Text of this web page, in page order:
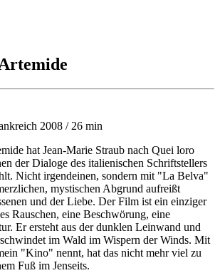
2008 / 26 min
hat Jean-Marie Straub nach Quei loro
der Dialoge des italienischen Schriftstellers
Nicht irgendeinen, sondern mit "La Belva"
mystischen Abgrund aufreißt
und der Liebe. Der Film ist ein einziger
Rauschen, eine Beschwörung, eine
Er ersteht aus der dunklen Leinwand und
im Wald im Wispern der Winds. Mit
"Kino" nennt, hat das nicht mehr viel zu
Fuß im Jenseits.